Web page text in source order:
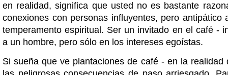
en realidad, significa que usted no es bastante
conexiones con personas influyentes, pero antipático
temperamento espiritual. Ser un invitado en el café -
a un hombre, pero sólo en los intereses egoístas.
Si sueña que ve plantaciones de café - en la realidad